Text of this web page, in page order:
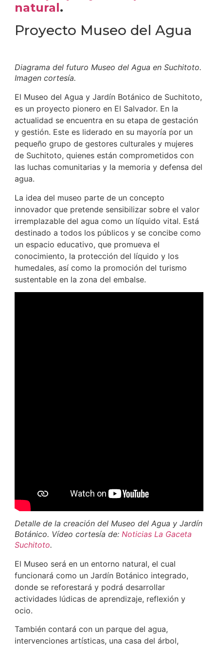
natural.
Proyecto Museo del Agua
Diagrama del futuro Museo del Agua en Suchitoto.
Imagen cortesía.
El Museo del Agua y Jardín Botánico de Suchitoto,
es un proyecto pionero en El Salvador. En la
actualidad se encuentra en su etapa de gestación
y gestión. Este es liderado en su mayoría por un
pequeño grupo de gestores culturales y mujeres
de Suchitoto, quienes están comprometidos con
las luchas comunitarias y la memoria y defensa del
agua.
La idea del museo parte de un concepto
innovador que pretende sensibilizar sobre el valor
irremplazable del agua como un líquido vital. Está
destinado a todos los públicos y se concibe como
un espacio educativo, que promueva el
conocimiento, la protección del líquido y los
humedales, así como la promoción del turismo
sustentable en la zona del embalse.
Detalle de la creación del Museo del Agua y Jardín
Botánico. Vídeo cortesía de: Noticias La Gaceta
Suchitoto.
El Museo será en un entorno natural, el cual
funcionará como un Jardín Botánico integrado,
donde se reforestará y podrá desarrollar
actividades lúdicas de aprendizaje, reflexión y
ocio.
También contará con un parque del agua,
intervenciones artísticas, una casa del árbol,